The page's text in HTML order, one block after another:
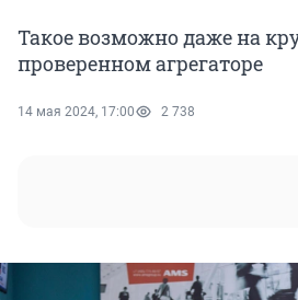
Такое возможно даже на
проверенном агрегаторе
14 мая 2024, 17:00 2 738